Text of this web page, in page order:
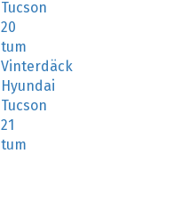
20
tum
Vinterdäck
Hyundai
Tucson
21
tum